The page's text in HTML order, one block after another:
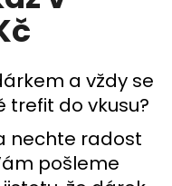
a vždy se
trefit do vkusu?
nechte radost
pošleme